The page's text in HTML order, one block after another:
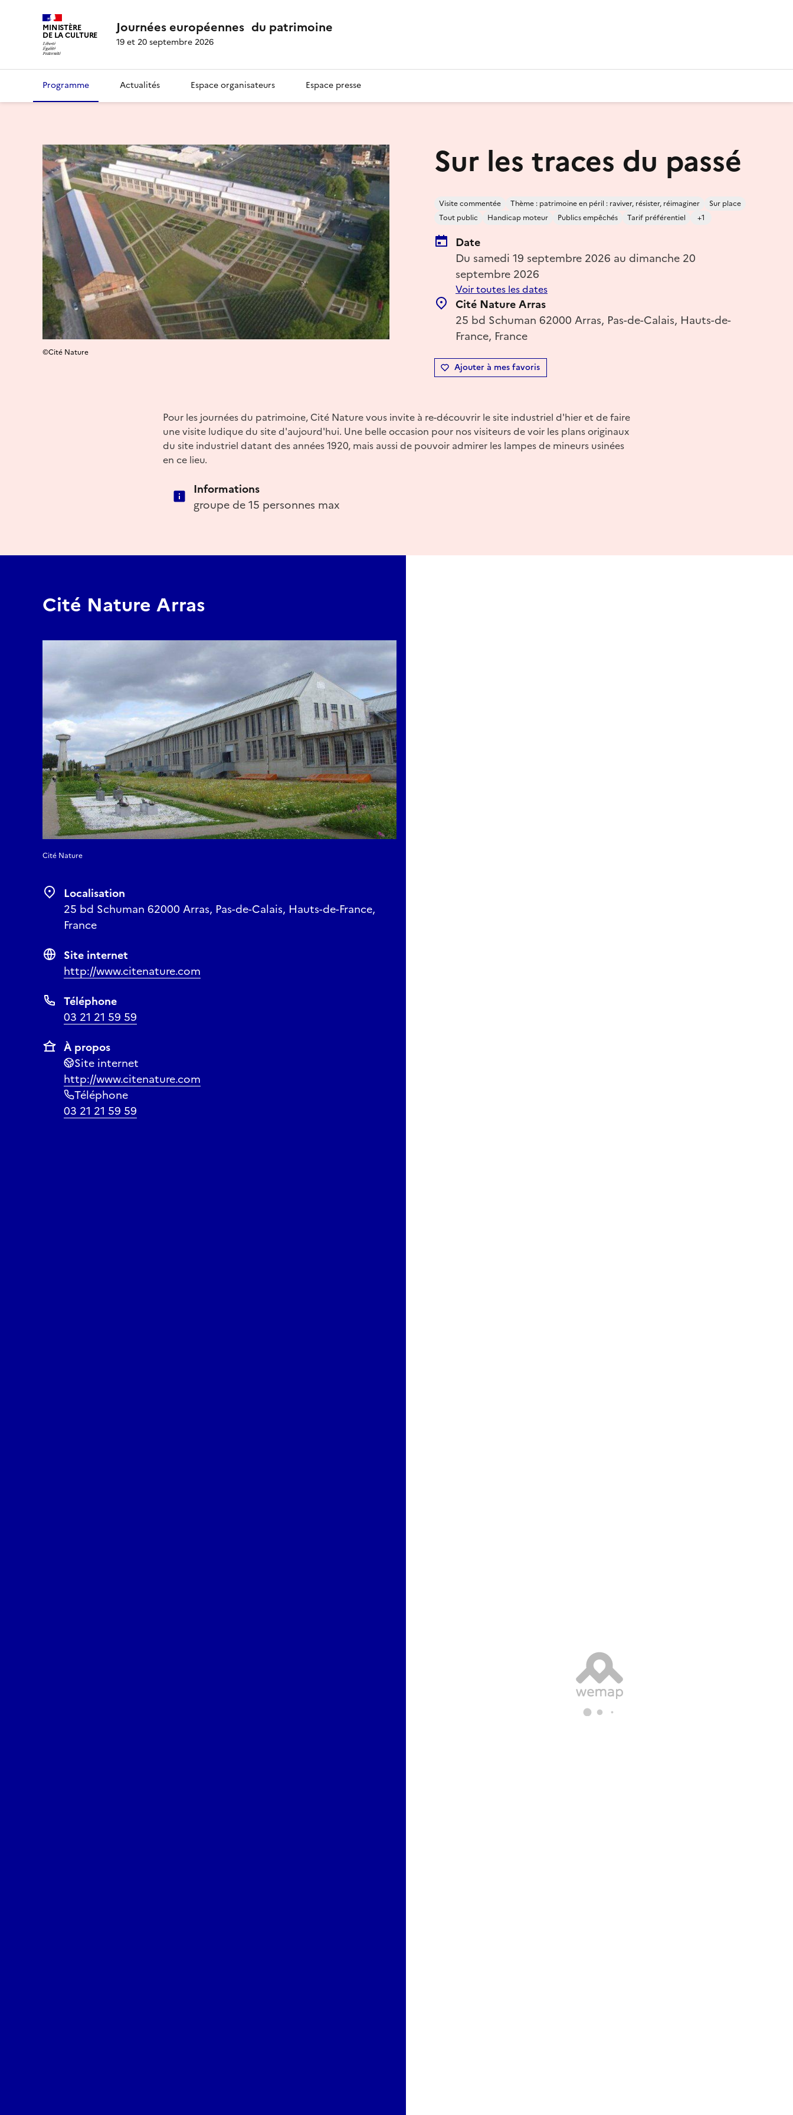
MINISTÈRE
DE LA CULTURE Journées européennes du patrimoine
19 et 20 septembre 2026
Programme Actualités Espace organisateurs Espace presse
Sur les traces du passé
Visite commentée Thème : patrimoine en péril : raviver, résister, réimaginer
Sur place
Tout public
Handicap moteur Publics empêchés Tarif préférentiel +1
Date
Du samedi 19 septembre 2026 au dimanche 20
septembre 2026
Voir toutes les dates
Cité Nature Arras
25 bd Schuman 62000 Arras, Pas-de-Calais, Hauts-de-
France, France
Ajouter à mes favoris
©Cité Nature
Pour les journées du patrimoine, Cité Nature vous invite à re-découvrir le site industriel d'hier et de faire
une visite ludique du site d'aujourd'hui. Une belle occasion pour nos visiteurs de voir les plans originaux
du site industriel datant des années 1920, mais aussi de pouvoir admirer les lampes de mineurs usinées
en ce lieu.
Informations
groupe de 15 personnes max
Cité Nature Arras
Cité Nature
Localisation
25 bd Schuman 62000 Arras, Pas-de-Calais, Hauts-de-France,
France
Site internet
http://www.citenature.com
Téléphone
03 21 21 59 59
À propos
Site internet
http://www.citenature.com
Téléphone
03 21 21 59 59